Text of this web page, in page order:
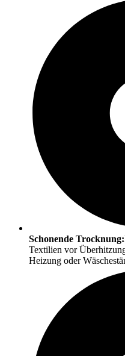
Schonende Trocknung:
Textilien vor
Heizung oder